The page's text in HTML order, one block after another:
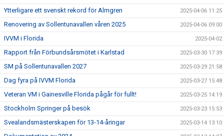
Ytterligare ett svenskt rekord för Almgren 2025-04-06 11:25
Renovering av Sollentunavallen våren 2025 2025-04-06 09:00
IVVM i Florida 2025-04-02
Rapport från Förbundsårsmötet i Karlstad 2025-03-30 17:39
SM på Sollentunavallen 2027 2025-03-29 21:58
Dag fyra på IVVM Florida 2025-03-27 15:48
Veteran VM i Gainesville Florida pågår för fullt! 2025-03-25 14:19
Stockholm Springer på besök 2025-03-23 15:53
Svealandsmästerskapen för 13-14-åringar 2025-03-14 13:10